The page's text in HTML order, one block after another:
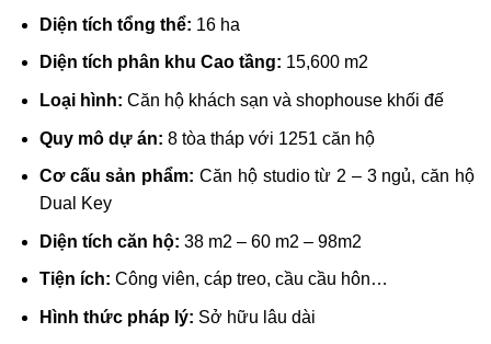
Diện tích tổng thể: 16 ha
Diện tích phân khu Cao tầng: 15,600 m2
Loại hình: Căn hộ khách sạn và shophouse khối đế
Quy mô dự án: 8 tòa tháp với 1251 căn hộ
Cơ cấu sản phẩm: Căn hộ studio từ 2 – 3 ngủ, căn hộ
Dual Key
Diện tích căn hộ: 38 m2 – 60 m2 – 98m2
Tiện ích: Công viên, cáp treo, cầu cầu hôn…
Hình thức pháp lý: Sở hữu lâu dài